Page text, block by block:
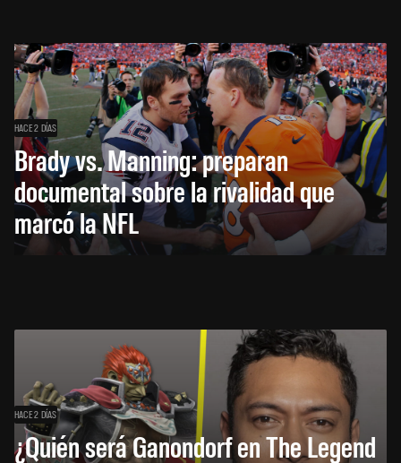
HACE 2 DÍAS
Brady vs. Manning: preparan
documental sobre la rivalidad que
marcó la NFL
HACE 2 DÍAS
¿Quién será Ganondorf en The Legend